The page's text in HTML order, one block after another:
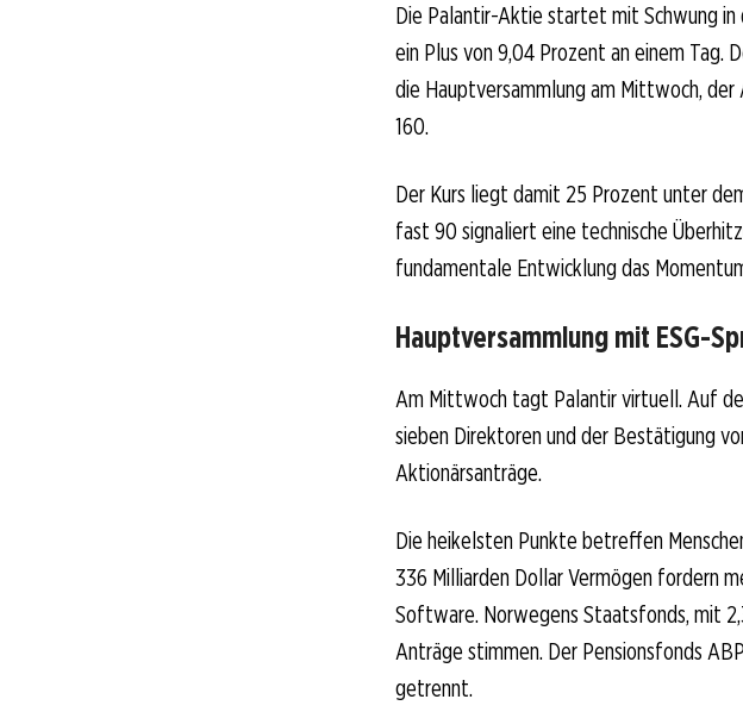
Die Palantir-Aktie startet mit Schwung in
ein Plus von 9,04 Prozent an einem Tag.
die Hauptversammlung am Mittwoch,
160.
Der Kurs liegt damit 25 Prozent unter
fast 90 signaliert eine technische
fundamentale Entwicklung das
Hauptversammlung mit ESG-
Am Mittwoch tagt Palantir virtuell. Auf
sieben Direktoren und der Bestätigung
Aktionärsanträge.
Die heikelsten Punkte betreffen
336 Milliarden Dollar Vermögen fordern
Software. Norwegens Staatsfonds, mit
Anträge stimmen. Der Pensionsfonds
getrennt.